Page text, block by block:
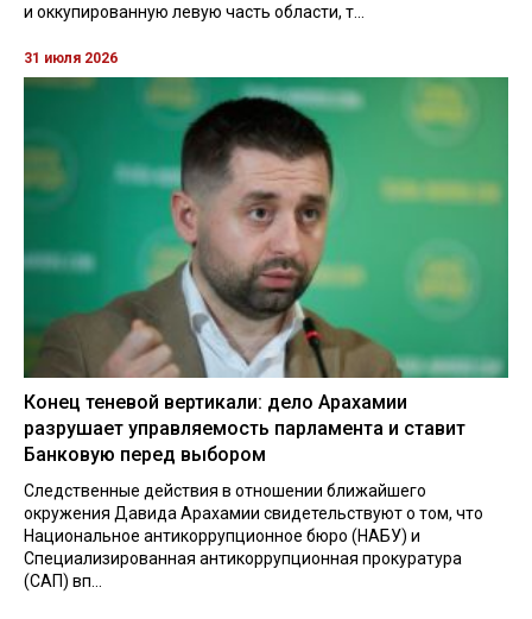
и оккупированную левую часть области, т...
31 июля 2026
Конец теневой вертикали: дело Арахамии
разрушает управляемость парламента и ставит
Банковую перед выбором
Следственные действия в отношении ближайшего
окружения Давида Арахамии свидетельствуют о том, что
Национальное антикоррупционное бюро (НАБУ) и
Специализированная антикоррупционная прокуратура
(САП) вп...